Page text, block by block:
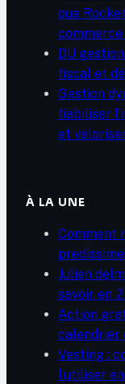
que
DU
fiscal et
Gestion
fiabiliser
et
À LA UNE
Comment
Julien
savoir en
Action
calendrier
Vesting :
l’utiliser